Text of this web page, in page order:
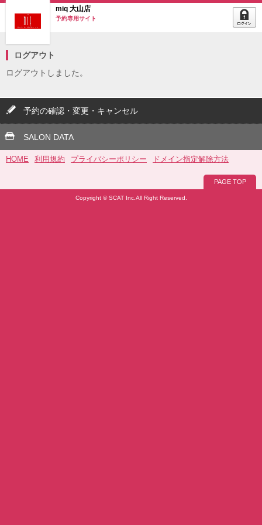
miq 大山店
予約専用サイト
ログアウト
ログアウトしました。
予約の確認・変更・キャンセル
SALON DATA
HOME 利用規約 プライバシーポリシー ドメイン指定解除方法
PAGE TOP
Copyright © SCAT Inc.All Right Reserved.